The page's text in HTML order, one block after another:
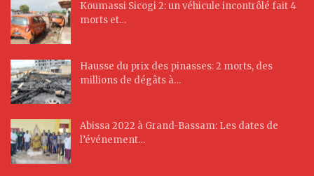
Koumassi Sicogi 2: un véhicule incontrôlé fait 4
morts et…
Hausse du prix des pinasses: 2 morts, des
millions de dégâts à…
Abissa 2022 à Grand-Bassam: Les dates de
l’événement…